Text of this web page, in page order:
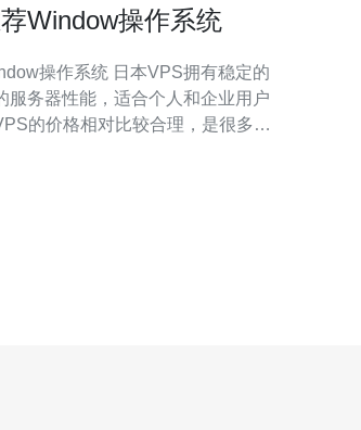
Window操作系统
日本VPS拥有稳定的
服务器性能，适合个人和企业用户
的价格相对比较合理，是很多用
友好，易于操作，适合不同水平的